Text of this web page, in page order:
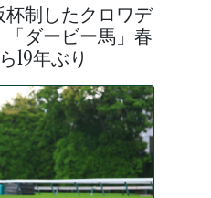
杯制したクロワデ
ダービー馬」春
19年ぶり